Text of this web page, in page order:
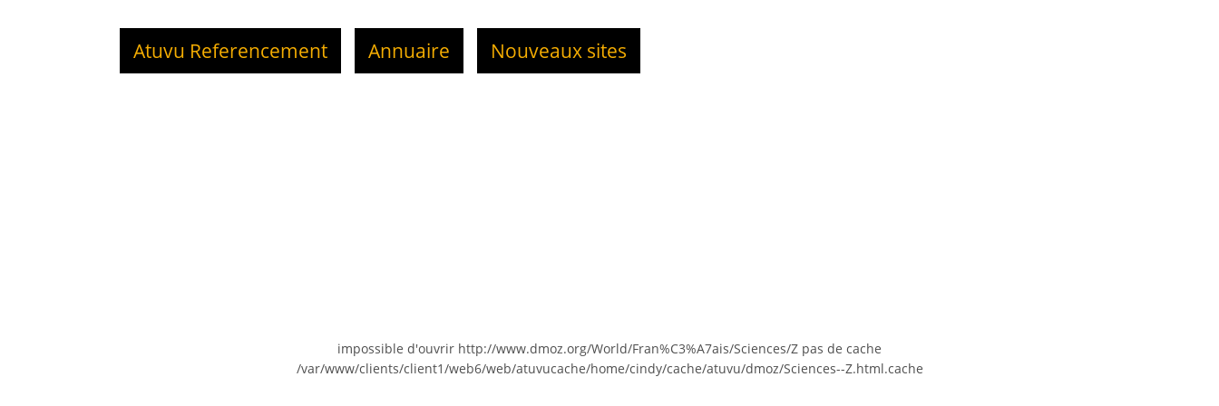
Atuvu Referencement Annuaire Nouveaux sites
impossible d'ouvrir http://www.dmoz.org/World/Fran%C3%A7ais/Sciences/Z pas de cache
/var/www/clients/client1/web6/web/atuvucache/home/cindy/cache/atuvu/dmoz/Sciences--Z.html.cache